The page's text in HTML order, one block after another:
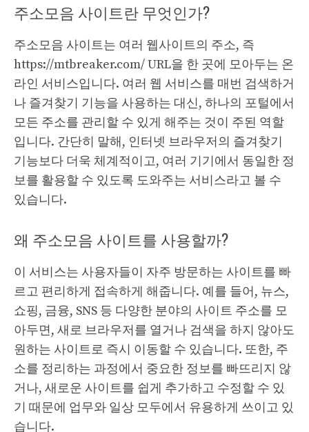
주소모음 사이트란 무엇인가?
주소모음 사이트는 여러 웹사이트의 주소, 즉
https://mtbreaker.com/URL을 한 곳에 모아두는 온
라인 서비스입니다. 여러 웹 서비스를 매번 검색하거
나 즐겨찾기 기능을 사용하는 대신, 하나의 포털에서
모든 주소를 관리할 수 있게 해주는 것이 주된 역할
입니다. 간단히 말해, 인터넷 브라우저의 즐겨찾기
기능보다 더욱 체계적이고, 여러 기기에서 동일한 정
보를 활용할 수 있도록 도와주는 서비스라고 볼 수
있습니다.
왜 주소모음 사이트를 사용할까?
이 서비스는 사용자들이 자주 방문하는 사이트를 빠
르고 편리하게 접속하게 해줍니다. 예를 들어, 뉴스,
쇼핑, 금융, SNS 등 다양한 분야의 사이트 주소를 모
아두면, 새로 브라우저를 열거나 검색을 하지 않아도
원하는 사이트로 즉시 이동할 수 있습니다. 또한, 주
소를 정리하는 과정에서 중요한 정보를 빠뜨리지 않
거나, 새로운 사이트를 쉽게 추가하고 수정할 수 있
기 때문에 업무와 일상 모두에서 유용하게 쓰이고 있
습니다.